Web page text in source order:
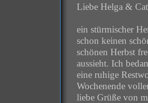
Liebe Helga &
ein stürmischer
schon keinen
schönen Herbst
aussieht. Ich
eine ruhige
Wochenende
liebe Grüße von